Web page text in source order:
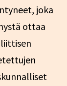
joka
ottaa